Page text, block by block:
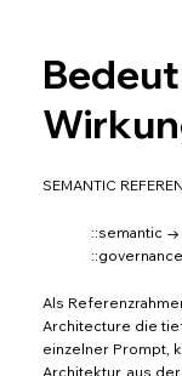
SEMANTIC
Als
Architecture die
einzelner Prompt,
Architektur, aus
::semantic